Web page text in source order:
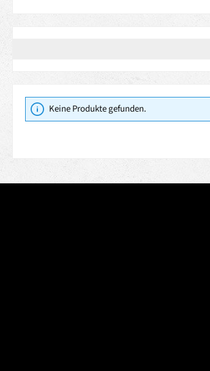
Keine Produkte gefunden.